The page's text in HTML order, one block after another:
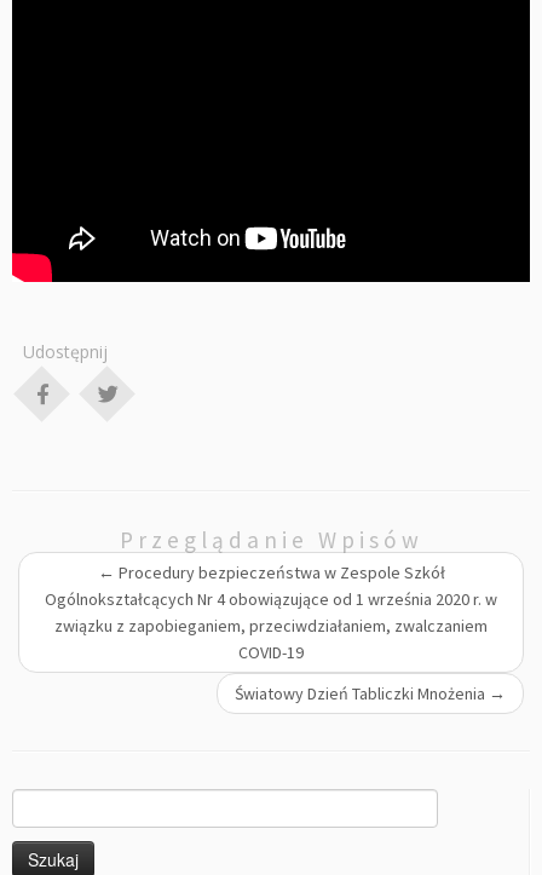
Udostępnij
Przeglądanie Wpisów
← Procedury bezpieczeństwa w Zespole Szkół
Ogólnokształcących Nr 4 obowiązujące od 1 września 2020 r. w
związku z zapobieganiem, przeciwdziałaniem, zwalczaniem
COVID-19
Światowy Dzień Tabliczki Mnożenia →